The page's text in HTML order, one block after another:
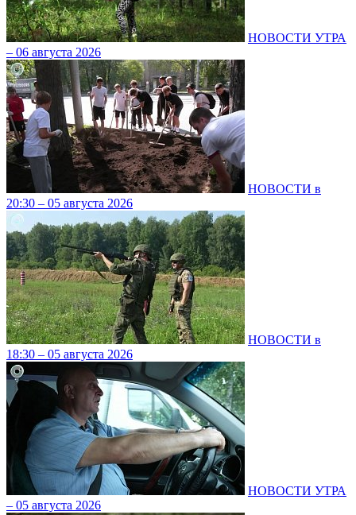
НОВОСТИ УТРА
– 06 августа 2026
НОВОСТИ в
20:30 – 05 августа 2026
НОВОСТИ в
18:30 – 05 августа 2026
НОВОСТИ УТРА
– 05 августа 2026